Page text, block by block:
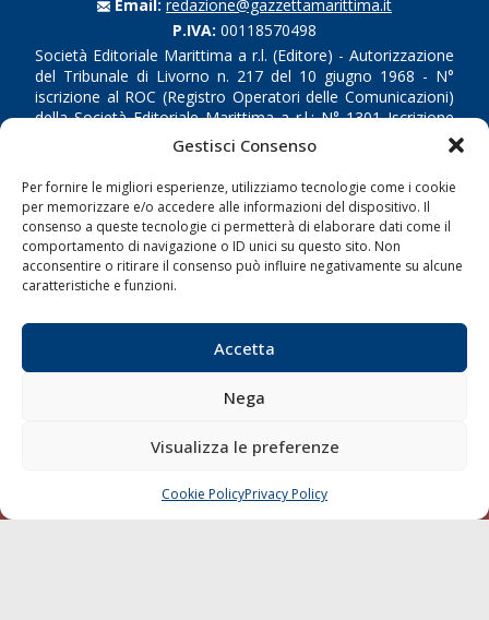
Gestisci Consenso
Per fornire le migliori esperienze, utilizziamo tecnologie come i cookie
per memorizzare e/o accedere alle informazioni del dispositivo. Il
consenso a queste tecnologie ci permetterà di elaborare dati come il
comportamento di navigazione o ID unici su questo sito. Non
acconsentire o ritirare il consenso può influire negativamente su alcune
caratteristiche e funzioni.
Accetta
Nega
Visualizza le preferenze
Cookie PolicyPrivacy Policy
Email: redazione@gazzettamarittima.it
P.IVA: 00118570498
Società Editoriale Marittima a r.l. (Editore) - Autorizzazione
del Tribunale di Livorno n. 217 del 10 giugno 1968 - N°
iscrizione al ROC (Registro Operatori delle Comunicazioni)
della Società Editoriale Marittima a r.l.: N° 1301 Iscrizione
della testata elettronica La Gazzetta Marittima al Tribunale
di Livorno del 15/09/2010.
LINK
Shipping
Trasporti
Varie
Sostenibilità
Blue economy
Diporto
CHIAMA SCRIVI